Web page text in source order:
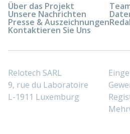
Über das Projekt
Unsere Nachrichten
Presse & Auszeichnungen
Kontaktieren Sie Uns
Relotech SARL
9, rue du Laboratoire
L-1911 Luxemburg